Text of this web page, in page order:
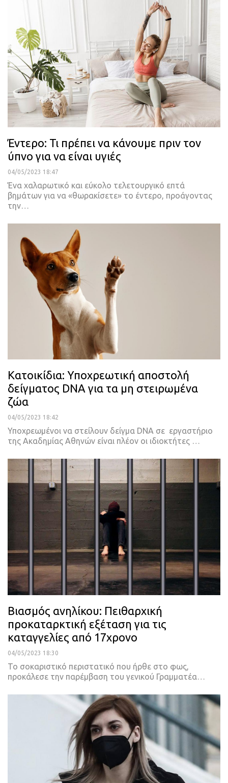
Έντερο: Τι πρέπει να κάνουμε πριν τον
ύπνο για να είναι υγιές
04/05/2023 18:47
Ένα χαλαρωτικό και εύκολο τελετουργικό επτά
βημάτων για να «θωρακίσετε» το έντερο, προάγοντας
την
Κατοικίδια: Υποχρεωτική αποστολή
δείγματος DNA για τα μη στειρωμένα
ζώα
04/05/2023 18:42
Υποχρεωμένοι να στείλουν δείγμα DNA σε εργαστήριο
της Ακαδημίας Αθηνών είναι πλέον οι ιδιοκτήτες …
Βιασμός ανηλίκου: Πειθαρχική
προκαταρκτική εξέταση για τις
καταγγελίες από 17χρονο
04/05/2023 18:30
Το σοκαριστικό περιστατικό που ήρθε στο φως,
προκάλεσε την παρέμβαση του γενικού Γραμματέα